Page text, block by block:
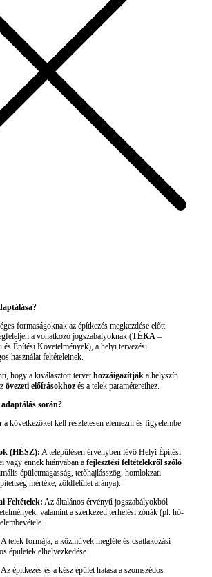
formaságoknak az építkezés megkezdése előtt.
a vonatkozó jogszabályoknak (TÉKA –
és Építési Követelmények), a helyi tervezési
használat feltételeinek.
hogy a kiválasztott tervethozzáigazítják a helyszín
övezeti előírásokhoz és a telek paramétereihez.
során?
a következőket kell részletesen elemezni és figyelembe
(HÉSZ): A településen érvényben lévő Helyi Építési
vagy ennek hiányában a fejlesztési feltételekről szóló
épületmagasság, tetőhajlásszög, homlokzati
mértéke, zöldfelület aránya).
Feltételek: Az általános érvényű jogszabályokból
valamint a szerkezeti terhelési zónák (pl. hó-
A telek formája, a közművek megléte és csatlakozási
épületek elhelyezkedése.
Az építkezés és a kész épület hatása a szomszédos